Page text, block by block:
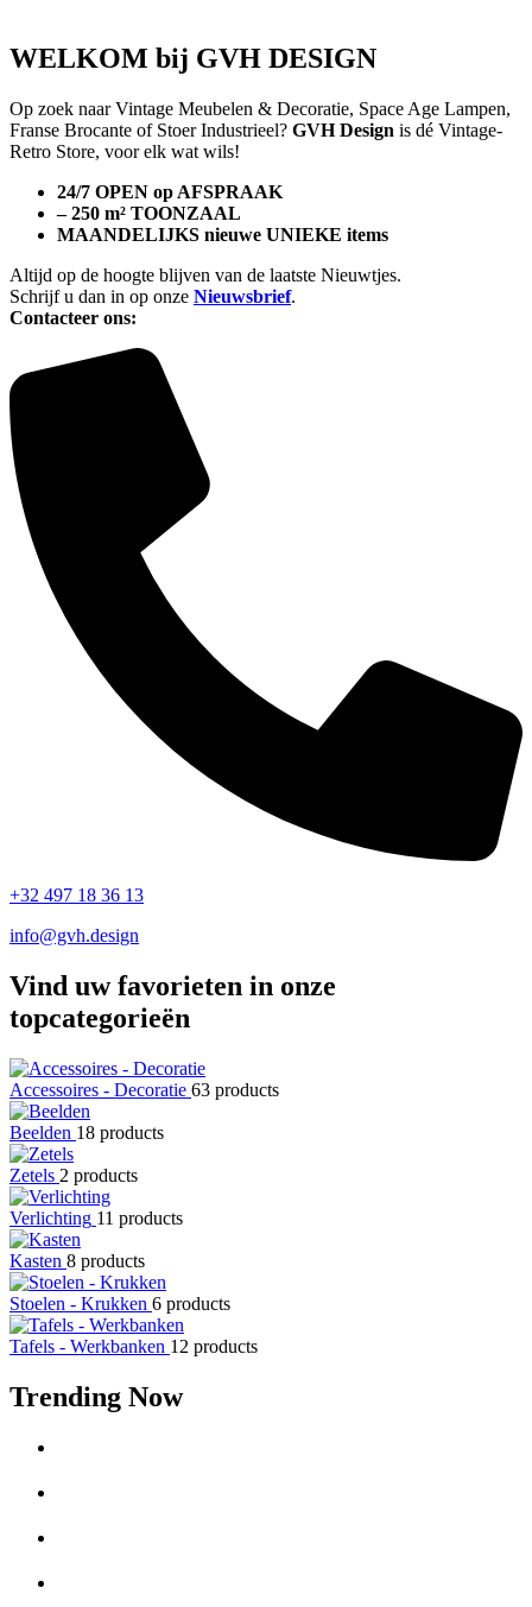
WELKOM bij GVH DESIGN
Op zoek naar Vintage Meubelen & Decoratie, Space Age Lampen,
Franse Brocante of Stoer Industrieel? GVH Design is dé Vintage-
Retro Store, voor elk wat wils!
24/7 OPEN op AFSPRAAK
– 250 m² TOONZAAL
MAANDELIJKS nieuwe UNIEKE items
Altijd op de hoogte blijven van de laatste Nieuwtjes.
Schrijf u dan in op onze Nieuwsbrief.
Contacteer ons:
+32 497 18 36 13
info@gvh.design
Vind uw favorieten in onze
topcategorieën
Accessoires - Decoratie 63 products
Beelden 18 products
Zetels 2 products
Verlichting 11 products
Kasten 8 products
Stoelen - Krukken 6 products
Tafels - Werkbanken 12 products
Trending Now